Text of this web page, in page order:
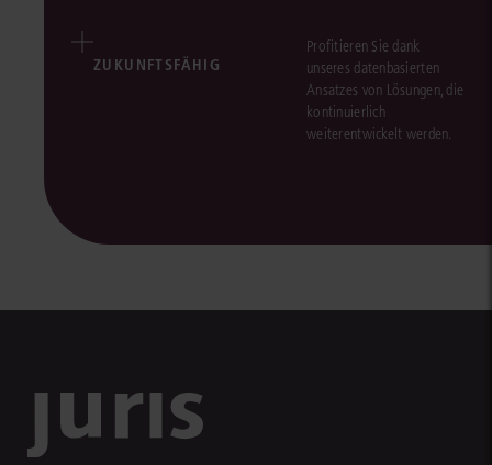
ZUKUNFTSFÄHIG
Profitieren Sie dank
unseres datenbasierten
Ansatzes von Lösungen, die
kontinuierlich
weiterentwickelt werden.